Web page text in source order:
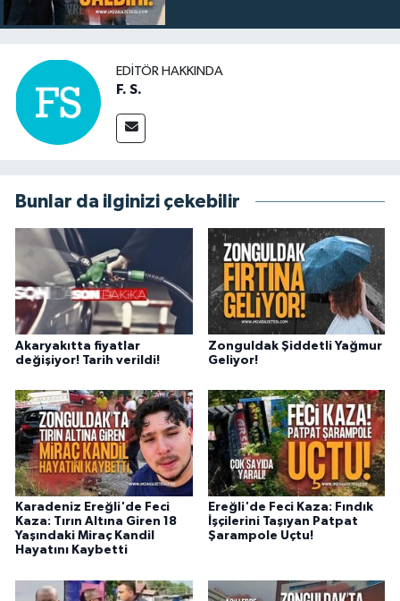
EDITÖR HAKKINDA
F. S.
Bunlar da ilginizi çekebilir
Akaryakıtta fiyatlar
değişiyor! Tarih verildi!
Zonguldak Şiddetli Yağmur
Geliyor!
Karadeniz Ereğli'de Feci
Kaza: Tırın Altına Giren 18
Yaşındaki Miraç Kandil
Hayatını Kaybetti
Ereğli'de Feci Kaza: Fındık
İşçilerini Taşıyan Patpat
Şarampole Uçtu!